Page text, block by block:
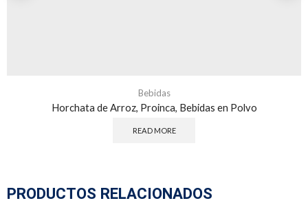
Bebidas
Horchata de Arroz, Proinca, Bebidas en Polvo
READ MORE
PRODUCTOS RELACIONADOS